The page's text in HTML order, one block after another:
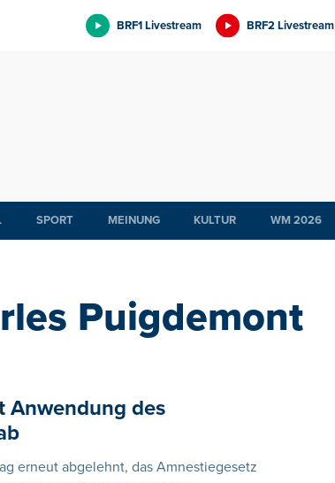
BRF1 Livestream BRF2 Livestream
SPORT MEINUNG KULTUR WM 2026
Puigdemont
Anwendung des
erneut abgelehnt, das Amnestiegesetz